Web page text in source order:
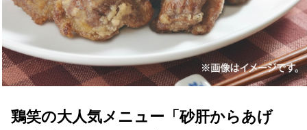
鶏笑の大人気メニュー「砂肝からあげ